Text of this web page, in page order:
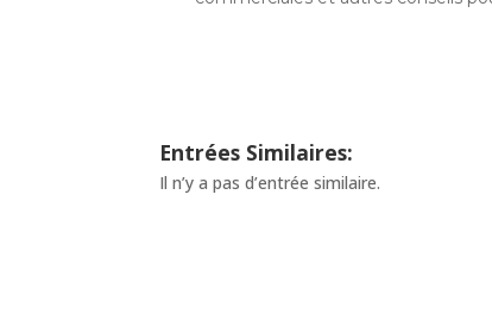
Entrées Similaires:
Il n’y a pas d’entrée similaire.